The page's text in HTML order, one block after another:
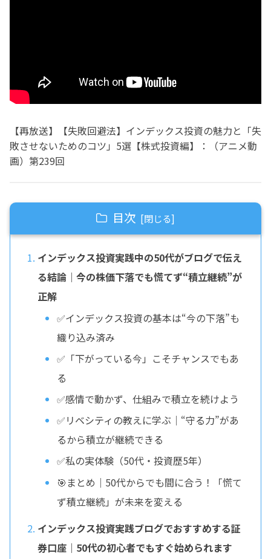
【再放送】【失敗回避法】インデックス投資の魅力と「失
敗させないためのコツ」5選【株式投資編】：（アニメ動
画）第239回
目次
インデックス投資実践中の50代がブログで伝え
る結論｜今の株価下落でも慌てず“積立継続”が
正解
✅インデックス投資の基本は“今の下落”も
織り込み済み
✅「下がっている今」こそチャンスでもあ
る
✅感情で動かず、仕組みで積立を続けよう
✅リベシティの教えに学ぶ｜“守る力”があ
るから積立が継続できる
✅私の実体験（50代・投資歴5年）
🎯まとめ｜50代からでも間に合う！「慌て
ず積立継続」が未来を変える
インデックス投資実践ブログでおすすめする証
券口座｜50代の初心者でもすぐ始められます